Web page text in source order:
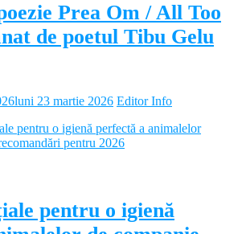
Prea Om / All Too
de poetul Tibu Gelu
luni 23 martie 2026 Editor Info
pentru o igienă